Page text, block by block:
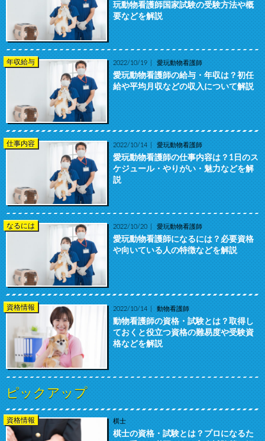
玩動物看護師国家試験の受験方法や概
要などを解説
年収給与 2022/10/19 愛玩動物看護師
愛玩動物看護師の給与・年収は？初任
給や平均月収などの収入について解説
仕事内容 2022/10/14 愛玩動物看護師
愛玩動物看護師の仕事内容は？1日のス
ケジュール・やりがい・魅力などを解
説
なるには 2022/10/20 愛玩動物看護師
愛玩動物看護師になるには？必要資格
や向いている人の特徴などを解説
資格情報 2022/10/14 動物看護師
動物看護師の資格・試験とは？取得し
ておくと役立つ資格の難易度や受験資
格などを解説
ピックアップ
資格情報 棋士
棋士の資格・試験とは？プロになるた